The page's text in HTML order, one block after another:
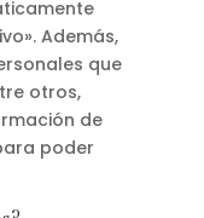
Además,
que
otros,
de
poder